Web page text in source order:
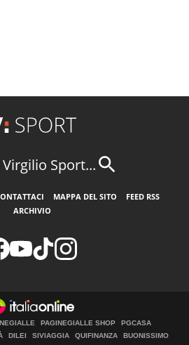
Sport...
MAPPA DEL SITO
FEED RSS
ARCHIVIO
PAGINEGIALLE SHOP
PGCASA
DILEI SIVIAGGIA QUIFINANZA
BUONISSIMO